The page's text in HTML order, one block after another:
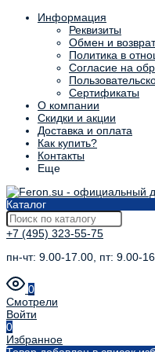
Информация
Реквизиты
Обмен и возврат
Политика в
Согласие на
Сертификаты
О компании
Скидки и акции
Доставка и оплата
Как купить?
Контакты
Еще
Каталог
+7 (495) 323-55-75
пн-чт: 9.00-17.00, пт: 9.00-
0
Смотрели
Войти
0
Избранное